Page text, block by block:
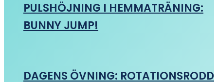
PULSHÖJNING I HEMMATRÄNING:
BUNNY JUMP!
DAGENS ÖVNING: ROTATIONSRODD